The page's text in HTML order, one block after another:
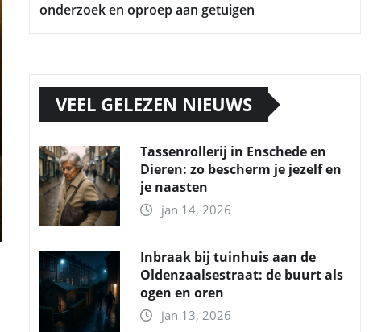
onderzoek en oproep aan getuigen
VEEL GELEZEN NIEUWS
Tassenrollerij in Enschede en
Dieren: zo bescherm je jezelf en
je naasten
jan 14, 2026
Inbraak bij tuinhuis aan de
Oldenzaalsestraat: de buurt als
ogen en oren
jan 13, 2026